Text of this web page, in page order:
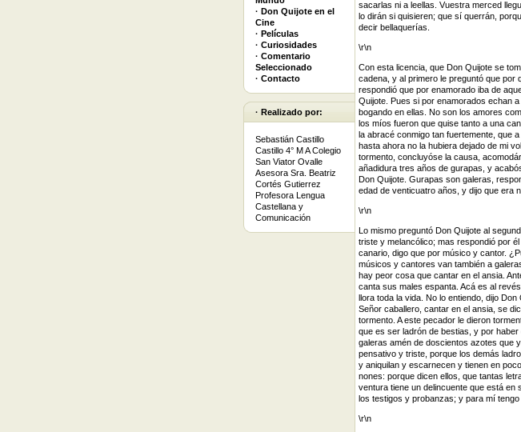
· Don Quijote en el
Cine
· Películas
· Curiosidades
· Comentario
Seleccionado
· Contacto
· Realizado por:
Sebastián Castillo
Castillo 4° M A Colegio
San Viator Ovalle
Asesora Sra. Beatriz
Cortés Gutierrez
Profesora Lengua
Castellana y
Comunicación
sacarlas ni a leellas. Vuestra merced
lo dirán si quisieren; que sí querrán,
decir bellaquerías.
\r\n
Con esta licencia, que Don Quijote se
cadena, y al primero le preguntó que por
respondió que por enamorado iba de
Quijote. Pues si por enamorados echan
bogando en ellas. No son los amores
los míos fueron que quise tanto a una
la abracé conmigo tan fuertemente, que
hasta ahora no la hubiera dejado de mi
tormento, concluyóse la causa,
añadidura tres años de gurapas, y
Don Quijote. Gurapas son galeras,
edad de venticuatro años, y dijo que era
\r\n
Lo mismo preguntó Don Quijote al
triste y melancólico; mas respondió por
canario, digo que por músico y cantor.
músicos y cantores van también a
hay peor cosa que cantar en el ansia.
canta sus males espanta. Acá es al
llora toda la vida. No lo entiendo, dijo
Señor caballero, cantar en el ansia, se
tormento. A este pecador le dieron
que es ser ladrón de bestias, y por
galeras amén de doscientos azotes que
pensativo y triste, porque los demás
y aniquilan y escarnecen y tienen en
nones: porque dicen ellos, que tantas
ventura tiene un delincuente que está en
los testigos y probanzas; y para mí
\r\n